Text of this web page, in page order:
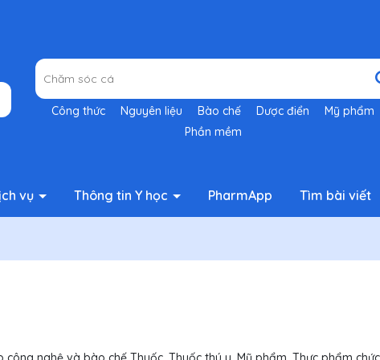
Công thức Nguyên liệu Bào chế Dược điển
Mỹ phẩm
Phần mềm
vụ Thông tin Y học PharmApp Tìm bài viết